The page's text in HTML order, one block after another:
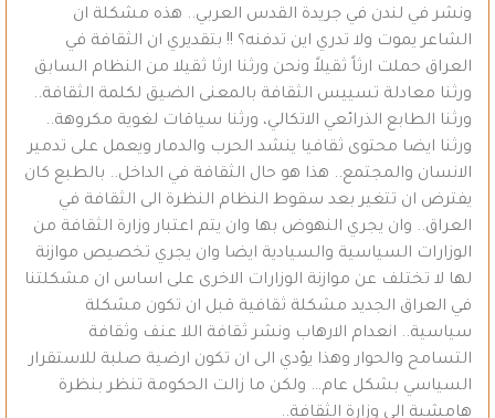
ونشر في لندن في جريدة القدس العربي.. هذه مشكلة ان
الشاعر يموت ولا تدري اين تدفنه؟ !! بتقديري ان الثقافة في
العراق حملت ارثاً ثقيلاً ونحن ورثنا ارثا ثقيلا من النظام السابق
ورثنا معادلة تسييس الثقافة بالمعنى الضيق لكلمة الثقافة..
ورثنا الطابع الذرائعي الاتكالي، ورثنا سياقات لغوية مكروهة..
ورثنا ايضا محتوى ثقافيا ينشد الحرب والدمار ويعمل على تدمير
الانسان والمجتمع.. هذا هو حال الثقافة في الداخل.. بالطبع كان
يفترض ان تتغير بعد سقوط النظام النظرة الى الثقافة في
العراق.. وان يجري النهوض بها وان يتم اعتبار وزارة الثقافة من
الوزارات السياسية والسيادية ايضا وان يجري تخصيص موازنة
لها لا تختلف عن موازنة الوزارات الاخرى على اساس ان مشكلتنا
في العراق الجديد مشكلة ثقافية قبل ان تكون مشكلة
سياسية.. انعدام الارهاب ونشر ثقافة اللا عنف وثقافة
التسامح والحوار وهذا يؤدي الى ان تكون ارضية صلبة للاستقرار
السياسي بشكل عام… ولكن ما زالت الحكومة تنظر بنظرة
هامشية الى وزارة الثقافة..